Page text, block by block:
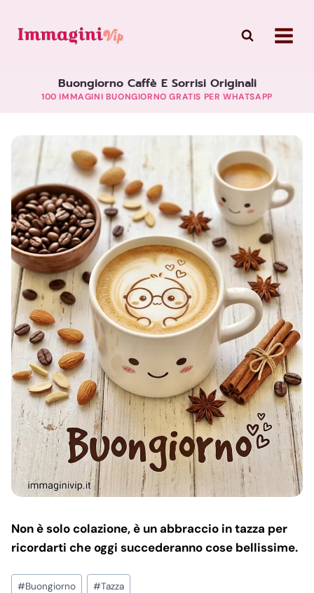
Buongiorno Caffè E Sorrisi Originali
100 IMMAGINI BUONGIORNO GRATIS PER WHATSAPP
Non è solo colazione, è un abbraccio in tazza per
ricordarti che oggi succederanno cose bellissime.
Post
#Buongiorno #Tazza